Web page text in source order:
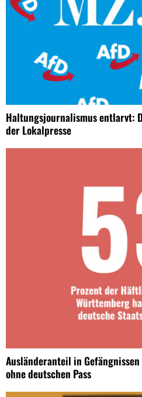
Haltungsjournalismus entlarvt:
der Lokalpresse
Ausländeranteil in
ohne deutschen Pass